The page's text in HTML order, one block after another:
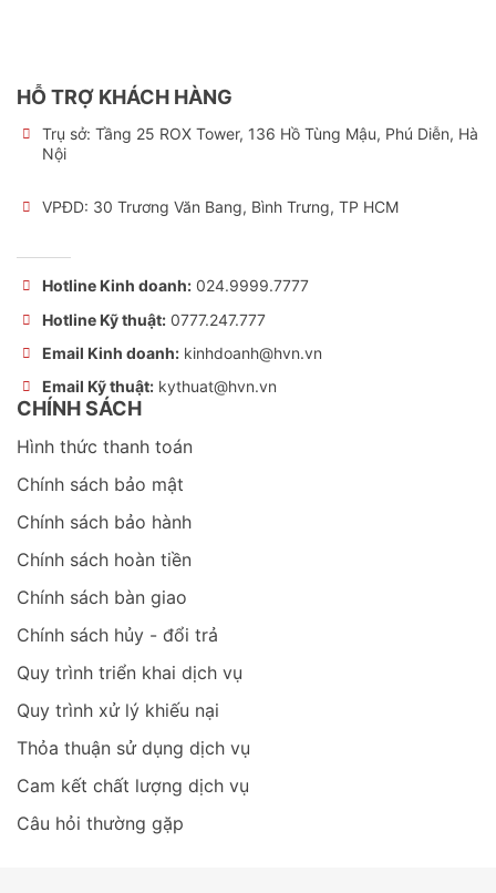
HỖ TRỢ KHÁCH HÀNG
Trụ sở: Tầng 25 ROX Tower, 136 Hồ Tùng Mậu, Phú Diễn, Hà
Nội
VPĐD: 30 Trương Văn Bang, Bình Trưng, TP HCM
Hotline Kinh doanh: 024.9999.7777
Hotline Kỹ thuật: 0777.247.777
Email Kinh doanh: kinhdoanh@hvn.vn
Email Kỹ thuật: kythuat@hvn.vn
CHÍNH SÁCH
Hình thức thanh toán
Chính sách bảo mật
Chính sách bảo hành
Chính sách hoàn tiền
Chính sách bàn giao
Chính sách hủy - đổi trả
Quy trình triển khai dịch vụ
Quy trình xử lý khiếu nại
Thỏa thuận sử dụng dịch vụ
Cam kết chất lượng dịch vụ
Câu hỏi thường gặp